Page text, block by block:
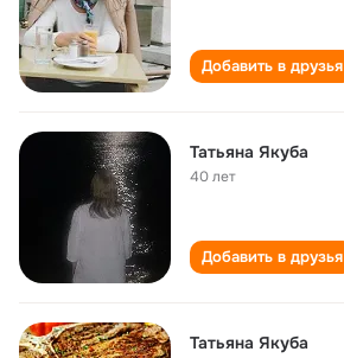
Добавить в друзья
Татьяна Якуба
40 лет
Добавить в друзья
Татьяна Якуба